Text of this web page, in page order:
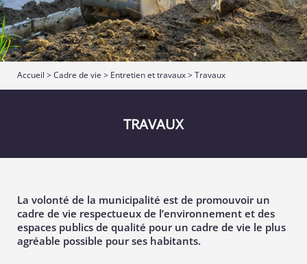
Accueil >Cadre de vie > Entretien et travaux>Travaux
TRAVAUX
La volonté de la municipalité est de promouvoir un
cadre de vie respectueux de l’environnement et des
espaces publics de qualité pour un cadre de vie le plus
agréable possible pour ses habitants.